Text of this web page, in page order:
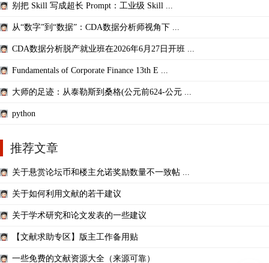
别把 Skill 写成超长 Prompt：工业级 Skill ...
从“数字”到“数据”：CDA数据分析师视角下 ...
CDA数据分析脱产就业班在2026年6月27日开班 ...
Fundamentals of Corporate Finance 13th E ...
大师的足迹：从泰勒斯到桑格(公元前624-公元 ...
python
推荐文章
关于悬赏论坛币和楼主允诺奖励数量不一致帖 ...
关于如何利用文献的若干建议
关于学术研究和论文发表的一些建议
【文献求助专区】版主工作备用贴
一些免费的文献资源大全（来源可靠）